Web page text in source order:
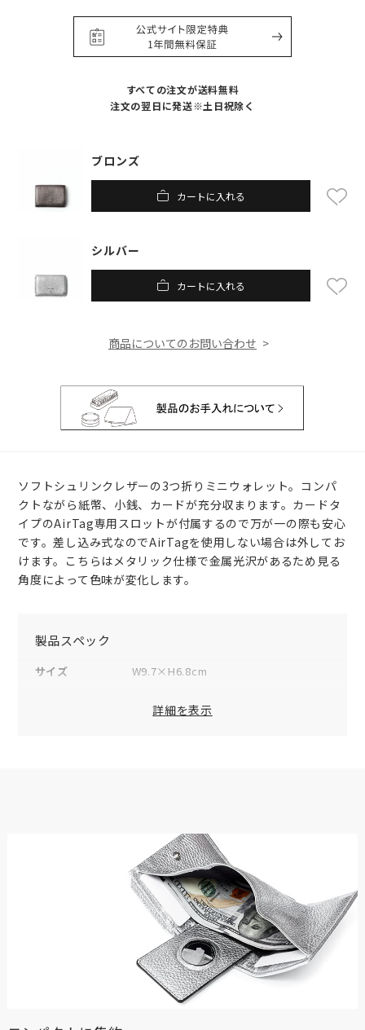
すべての注文が送料無料
注文の翌日に発送※土日祝除く
ブロンズ
カートに入れる
シルバー
カートに入れる
商品についてのお問い合わせ
ソフトシュリンクレザーの3つ折りミニウォレット。コンパ
クトながら紙幣、小銭、カードが充分収まります。カードタ
イプのAirTag専用スロットが付属するので万が一の際も安心
です。差し込み式なのでAirTagを使用しない場合は外してお
けます。こちらはメタリック仕様で金属光沢があるため見る
角度によって色味が変化します。
製品スペック
サイズ
W9.7×H6.8cm
TCMW-MW
日本
※製品および付属品の仕様は、改良のため予告なく変更する場
※製品画像の色に関しましてはお使いのパソコンや携帯端末の
モニター環境により、実際の製品と異なって見える場合がござ
います。あらかじめご了承ください。
詳細を表示